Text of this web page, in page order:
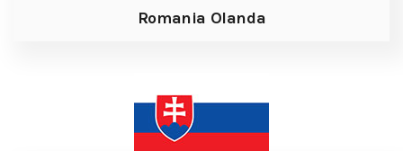
Romania Olanda